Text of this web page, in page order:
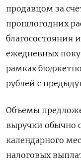
продавцом за
прошлогодних
благосостояния
ежедневных
рамках
рублей с
Объемы
выручки обычно
календарного
налоговых